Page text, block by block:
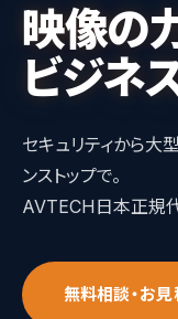
映像の
ビジネ
セキュリティから大
ンストップで。
AVTECH日本正規
無料相談・お見